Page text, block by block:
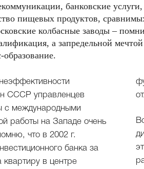
банковские
пищевых продуктов,
колбасные заводы –
а запредельной
образование.
СССР управленцев
с международными
работы на Западе очень
что в 2002 г.
банка за
квартиру в центре